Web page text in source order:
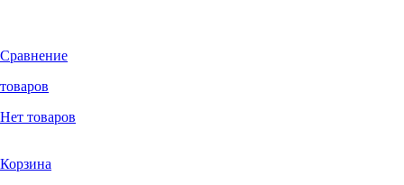
Сравнение
товаров
Нет товаров
Корзина